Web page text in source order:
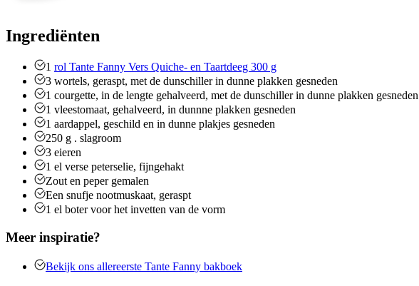
Ingrediënten
1 rol Tante Fanny Vers Quiche- en Taartdeeg 300 g
3 wortels, geraspt, met de dunschiller in dunne plakken gesneden
1 courgette, in de lengte gehalveerd, met de dunschiller in dunne plakken gesneden
1 vleestomaat, gehalveerd, in dunnne plakken gesneden
1 aardappel, geschild en in dunne plakjes gesneden
250 g . slagroom
3 eieren
1 el verse peterselie, fijngehakt
Zout en peper gemalen
Een snufje nootmuskaat, geraspt
1 el boter voor het invetten van de vorm
Meer inspiratie?
Bekijk ons allereerste Tante Fanny bakboek